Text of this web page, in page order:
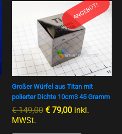
ANGEBOT!
Großer Würfel aus Titan mit
polierter Dichte 10cm3 45 Gramm
€149,00
Ursprünglicher
Preis
war:
€ 149,00
€ 79,00
Aktueller
Preis
ist:
€ 79,00.
inkl.
MWSt.